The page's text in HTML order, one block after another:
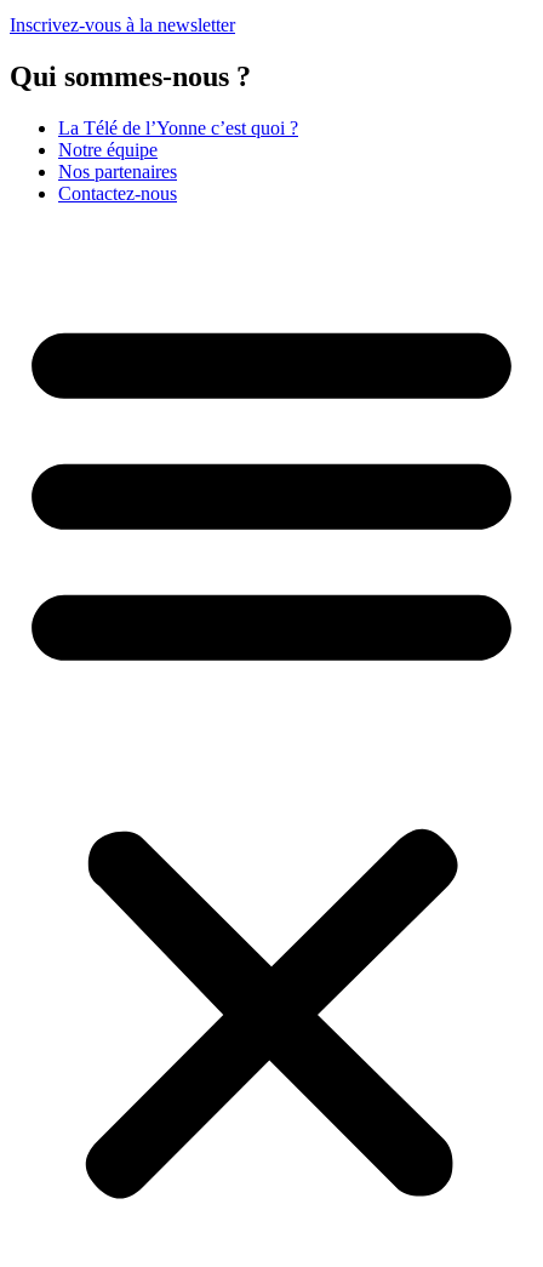
Inscrivez-vous à la newsletter
Qui sommes-nous ?
La Télé de l’Yonne c’est quoi ?
Notre équipe
Nos partenaires
Contactez-nous